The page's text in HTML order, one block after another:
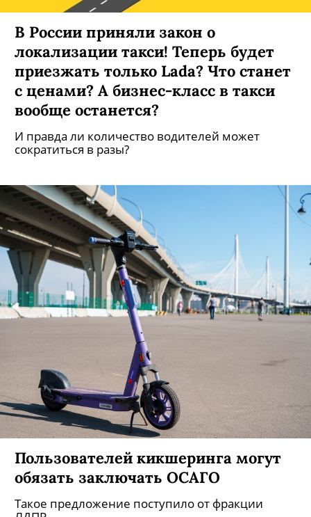
В России приняли закон о
локализации такси! Теперь будет
приезжать только Lada? Что станет
с ценами? А бизнес-класс в такси
вообще останется?
И правда ли количество водителей может
Пользователей кикшеринга могут